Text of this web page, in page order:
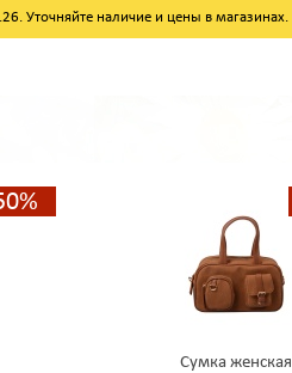
Уточняйте наличие и цены в магазинах.
Сумка женская